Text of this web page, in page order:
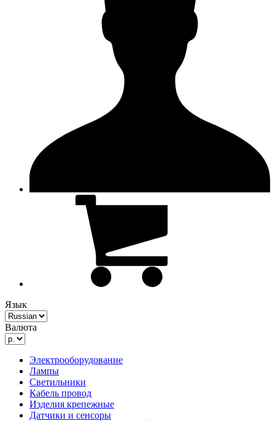
Язык
Валюта
Электрооборудование
Лампы
Светильники
Кабель провод
Изделия крепежные
Датчики и сенсоры